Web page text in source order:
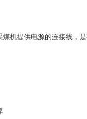
机提供电源的连接线，是